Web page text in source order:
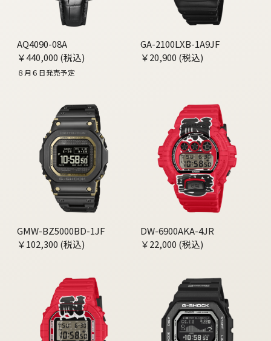
AQ4090-08A
￥440,000 (税込)
８月６日発売予定
GA-2100LXB-1A9JF
￥20,900 (税込)
GMW-BZ5000BD-1JF
￥102,300 (税込)
DW-6900AKA-4JR
￥22,000 (税込)